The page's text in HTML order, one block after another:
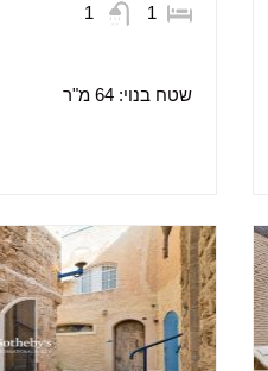
1
1
שטח בנוי:64 מ"ר